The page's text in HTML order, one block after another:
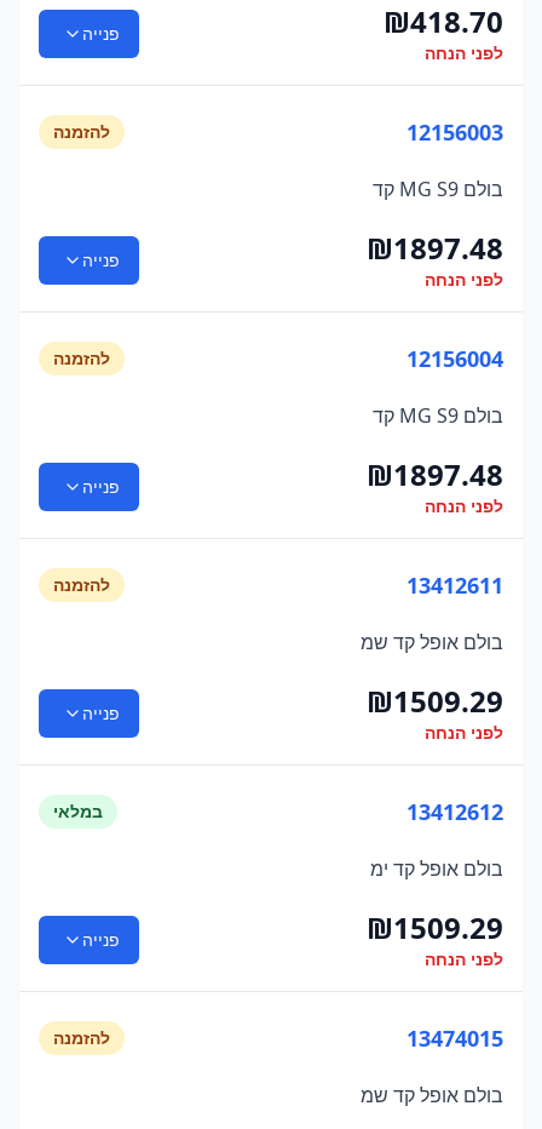
₪418.70
לפני הנחה
פנייה
12156003 להזמנה
בולם MG S9 קד
₪1897.48
לפני הנחה
פנייה
12156004 להזמנה
בולם MG S9 קד
₪1897.48
לפני הנחה
פנייה
13412611 להזמנה
בולם אופל קד שמ
₪1509.29
לפני הנחה
פנייה
13412612 במלאי
בולם אופל קד ימ
₪1509.29
לפני הנחה
פנייה
13474015 להזמנה
בולם אופל קד שמ